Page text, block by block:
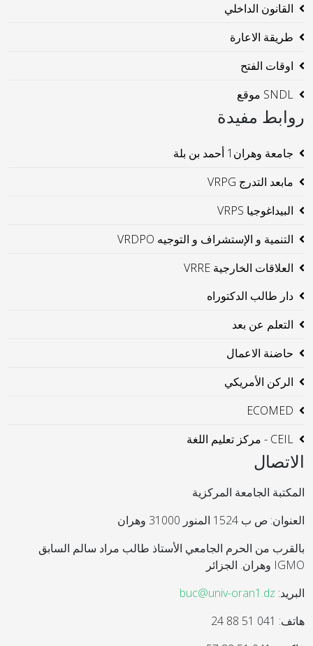
القانون الداخلي
طريقة الاعارة
اوقات الفتح
SNDL موقع
روابط مفيدة
جامعة وهران1 أحمد بن بلة
مابعد التدرج VRPG
البيداغوجيا VRPS
التنمية و الإستشراف و التوجيه VRDPO
العلاقات الخارجية VRRE
دار طالب الدكتوراه
التعلم عن بعد
حاضنة الاعمال
الركن الأمريكي
ECOMED
CEIL - مركز تعليم اللغة
الاتصال
المكتبة الجامعة المركزية
العنوان: ص ب 1524 المنور 31000 وهران
بالقرب من الحرم الجامعي الأستاذ طالب مراد سالم السابق
IGMO وهران. الجزائر
البريد: buc@univ-oran1.dz
هاتف: 041 51 88 24